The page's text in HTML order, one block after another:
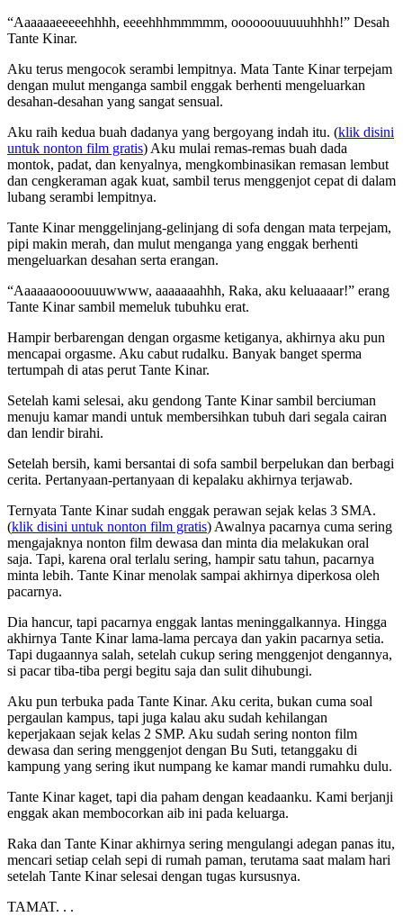
“Aaaaaaeeeeehhhh, eeeehhhmmmmm, oooooouuuuuhhhh!” Desah
Tante Kinar.
Aku terus mengocok serambi lempitnya. Mata Tante Kinar terpejam
dengan mulut menganga sambil enggak berhenti mengeluarkan
desahan-desahan yang sangat sensual.
Aku raih kedua buah dadanya yang bergoyang indah itu. (klik disini
untuk nonton film gratis) Aku mulai remas-remas buah dada
montok, padat, dan kenyalnya, mengkombinasikan remasan lembut
dan cengkeraman agak kuat, sambil terus menggenjot cepat di dalam
lubang serambi lempitnya.
Tante Kinar menggelinjang-gelinjang di sofa dengan mata terpejam,
pipi makin merah, dan mulut menganga yang enggak berhenti
mengeluarkan desahan serta erangan.
“Aaaaaaoooouuuwwww, aaaaaaahhh, Raka, aku keluaaaar!” erang
Tante Kinar sambil memeluk tubuhku erat.
Hampir berbarengan dengan orgasme ketiganya, akhirnya aku pun
mencapai orgasme. Aku cabut rudalku. Banyak banget sperma
tertumpah di atas perut Tante Kinar.
Setelah kami selesai, aku gendong Tante Kinar sambil berciuman
menuju kamar mandi untuk membersihkan tubuh dari segala cairan
dan lendir birahi.
Setelah bersih, kami bersantai di sofa sambil berpelukan dan berbagi
cerita. Pertanyaan-pertanyaan di kepalaku akhirnya terjawab.
Ternyata Tante Kinar sudah enggak perawan sejak kelas 3 SMA.
(klik disini untuk nonton film gratis) Awalnya pacarnya cuma sering
mengajaknya nonton film dewasa dan minta dia melakukan oral
saja. Tapi, karena oral terlalu sering, hampir satu tahun, pacarnya
minta lebih. Tante Kinar menolak sampai akhirnya diperkosa oleh
pacarnya.
Dia hancur, tapi pacarnya enggak lantas meninggalkannya. Hingga
akhirnya Tante Kinar lama-lama percaya dan yakin pacarnya setia.
Tapi dugaannya salah, setelah cukup sering menggenjot dengannya,
si pacar tiba-tiba pergi begitu saja dan sulit dihubungi.
Aku pun terbuka pada Tante Kinar. Aku cerita, bukan cuma soal
pergaulan kampus, tapi juga kalau aku sudah kehilangan
keperjakaan sejak kelas 2 SMP. Aku sudah sering nonton film
dewasa dan sering menggenjot dengan Bu Suti, tetanggaku di
kampung yang sering ikut numpang ke kamar mandi rumahku dulu.
Tante Kinar kaget, tapi dia paham dengan keadaanku. Kami berjanji
enggak akan membocorkan aib ini pada keluarga.
Raka dan Tante Kinar akhirnya sering mengulangi adegan panas itu,
mencari setiap celah sepi di rumah paman, terutama saat malam hari
setelah Tante Kinar selesai dengan tugas kursusnya.
TAMAT. . .